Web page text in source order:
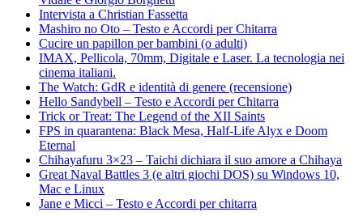
Intervista a Christian Fassetta
Mashiro no Oto – Testo e Accordi per Chitarra
Cucire un papillon per bambini (o adulti)
IMAX, Pellicola, 70mm, Digitale e Laser. La tecnologia nei
cinema italiani.
The Watch: GdR e identità di genere (recensione)
Hello Sandybell – Testo e Accordi per Chitarra
Trick or Treat: The Legend of the XII Saints
FPS in quarantena: Black Mesa, Half-Life Alyx e Doom
Eternal
Chihayafuru 3×23 – Taichi dichiara il suo amore a Chihaya
Great Naval Battles 3 (e altri giochi DOS) su Windows 10,
Mac e Linux
Jane e Micci – Testo e Accordi per chitarra